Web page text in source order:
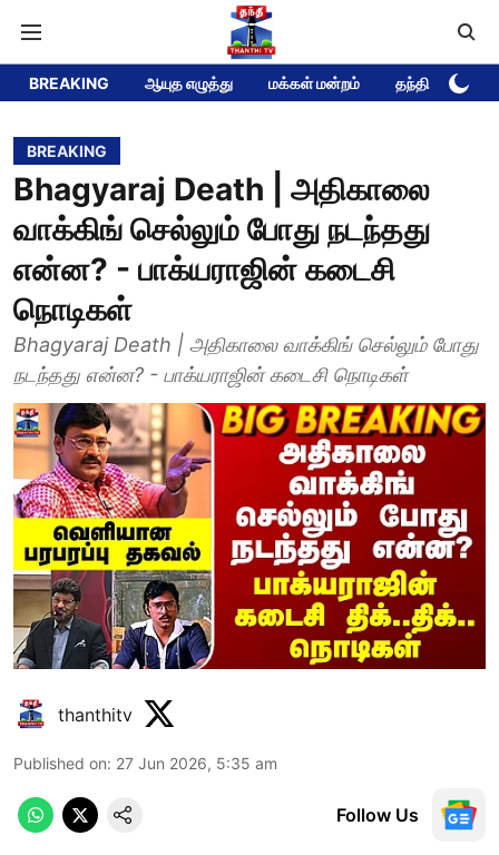
BREAKING ஆயுத எழுத்து மக்கள் மன்றம் தந்தி டிவி
BREAKING
Bhagyaraj Death | அதிகாலை
வாக்கிங் செல்லும் போது நடந்தது
என்ன? - பாக்யராஜின் கடைசி
நொடிகள்
Bhagyaraj Death | அதிகாலை வாக்கிங் செல்லும் போது
நடந்தது என்ன? - பாக்யராஜின் கடைசி நொடிகள்
thanthitv
Published on: 27 Jun 2026, 5:35 am
Follow Us